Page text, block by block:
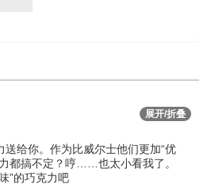
展开/折叠
送给你。作为比威尔士他们更加“优
都搞不定？哼……也太小看我了。
”的巧克力吧